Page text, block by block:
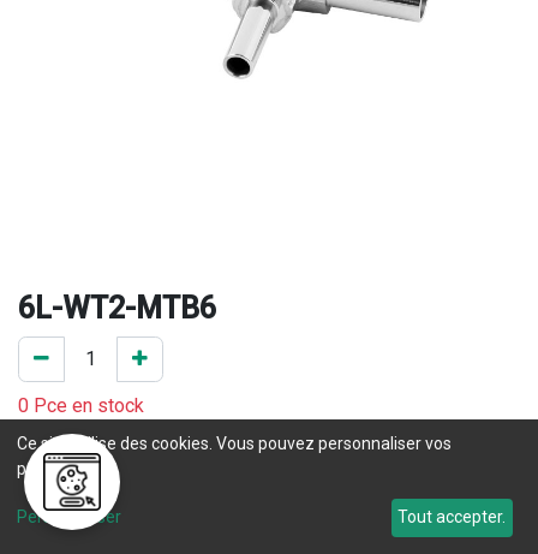
6L-WT2-MTB6
0 Pce en stock
contact avec notre service commercial.
Ce site utilise des cookies. Vous pouvez personnaliser vos
préférences.
Personnaliser Tout accepter.